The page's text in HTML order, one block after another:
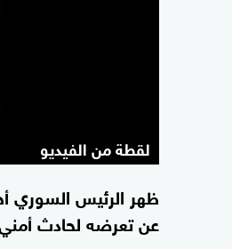
لقطة من الفيديو
ظهر الرئيس السوري
عن تعرضه لحادث